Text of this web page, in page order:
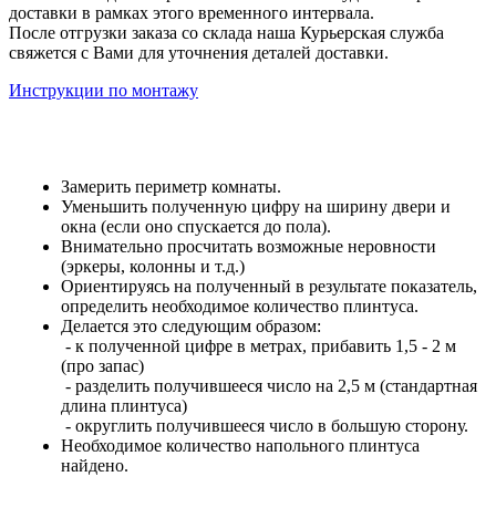
доставки в рамках этого временного интервала.
После отгрузки заказа со склада наша Курьерская служба
свяжется с Вами для уточнения деталей доставки.
Инструкции по монтажу
Замерить периметр комнаты.
Уменьшить полученную цифру на ширину двери и
окна (если оно спускается до пола).
Внимательно просчитать возможные неровности
(эркеры, колонны и т.д.)
Ориентируясь на полученный в результате показатель,
определить необходимое количество плинтуса.
Делается это следующим образом:
- к полученной цифре в метрах, прибавить 1,5 - 2 м
(про запас)
- разделить получившееся число на 2,5 м (стандартная
длина плинтуса)
- округлить получившееся число в большую сторону.
Необходимое количество напольного плинтуса
найдено.